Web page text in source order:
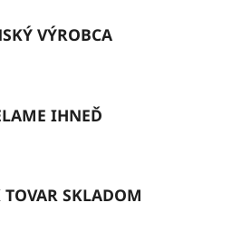
VÝROBCA
IHNEĎ
TOVAR SKLADOM